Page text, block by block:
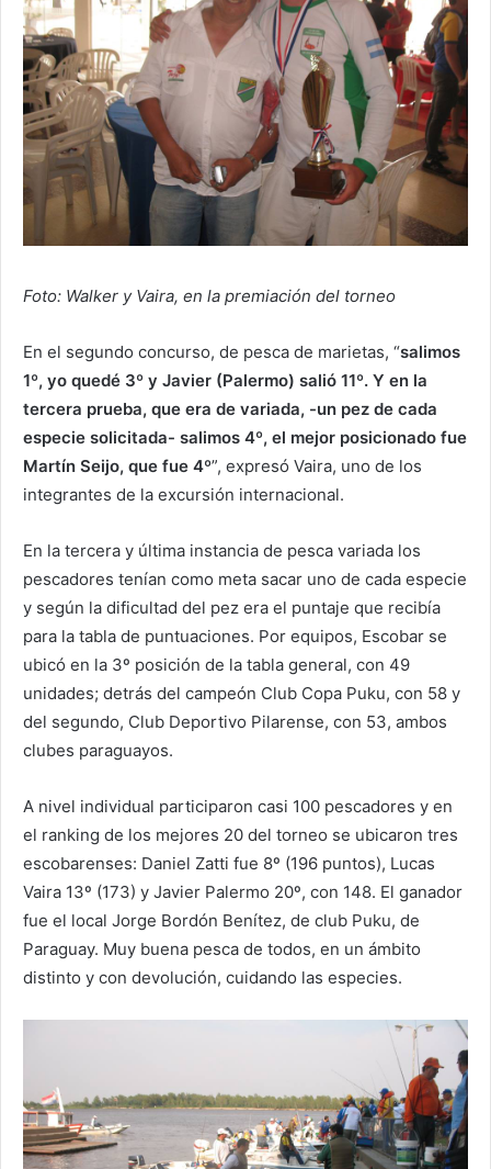
Foto: Walker y Vaira, en la premiación del torneo
En el segundo concurso, de pesca de marietas, “salimos
1º, yo quedé 3º y Javier (Palermo) salió 11º. Y en la
tercera prueba, que era de variada, -un pez de cada
especie solicitada- salimos 4º, el mejor posicionado fue
Martín Seijo, que fue 4º”, expresó Vaira, uno de los
integrantes de la excursión internacional.
En la tercera y última instancia de pesca variada los
pescadores tenían como meta sacar uno de cada especie
y según la dificultad del pez era el puntaje que recibía
para la tabla de puntuaciones. Por equipos, Escobar se
ubicó en la 3º posición de la tabla general, con 49
unidades; detrás del campeón Club Copa Puku, con 58 y
del segundo, Club Deportivo Pilarense, con 53, ambos
clubes paraguayos.
A nivel individual participaron casi 100 pescadores y en
el ranking de los mejores 20 del torneo se ubicaron tres
escobarenses: Daniel Zatti fue 8º (196 puntos), Lucas
Vaira 13º (173) y Javier Palermo 20º, con 148. El ganador
fue el local Jorge Bordón Benítez, de club Puku, de
Paraguay. Muy buena pesca de todos, en un ámbito
distinto y con devolución, cuidando las especies.